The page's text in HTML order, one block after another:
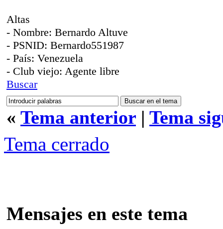
Altas
- Nombre: Bernardo Altuve
- PSNID: Bernardo551987
- País: Venezuela
- Club viejo: Agente libre
Buscar
« Tema anterior | Tema
Tema cerrado
Mensajes en este tema